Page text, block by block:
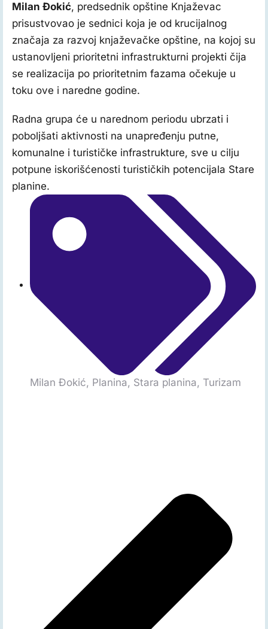
Milan Đokić, predsednik opštine Knjaževac
prisustvovao je sednici koja je od krucijalnog
značaja za razvoj knjaževačke opštine, na kojoj su
ustanovljeni prioritetni infrastrukturni projekti čija
se realizacija po prioritetnim fazama očekuje u
toku ove i naredne godine.
Radna grupa će u narednom periodu ubrzati i
poboljšati aktivnosti na unapređenju putne,
komunalne i turističke infrastrukture, sve u cilju
potpune iskorišćenosti turističkih potencijala Stare
planine.
Milan Đokić, Planina, Stara planina, Turizam